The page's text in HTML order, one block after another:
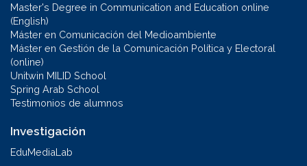
Master's Degree in Communication and Education online
(English)
Máster en Comunicación del Medioambiente
Máster en Gestión de la Comunicación Política y Electoral
(online)
Unitwin MILID School
Spring Arab School
Testimonios de alumnos
Investigación
EduMediaLab